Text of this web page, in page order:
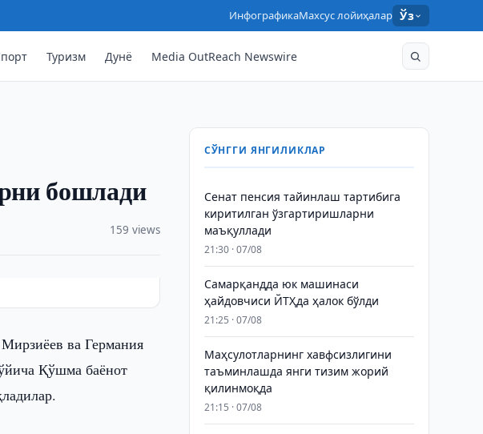
ИнфографикаМахсус лойиҳалар Ўз
Туризм Дунё Media OutReach Newswire
бошлади
159 views
ва Германия
Қўшма баёнот
СЎНГГИ ЯНГИЛИКЛАР
Сенат пенсия тайинлаш тартибига
киритилган ўзгартиришларни
маъқуллади
21:30 · 07/08
Самарқандда юк машинаси
ҳайдовчиси ЙТҲда ҳалок бўлди
21:25 · 07/08
Маҳсулотларнинг хавфсизлигини
таъминлашда янги тизим жорий
қилинмоқда
21:15 · 07/08